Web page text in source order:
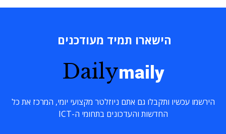
הישארו תמיד מעודכנים
Dailymaily
הירשמו עכשיו ותקבלו גם אתם ניוזלטר מקצועי יומי, המרכז את כל
החדשות והעדכונים בתחומי ה-ICT